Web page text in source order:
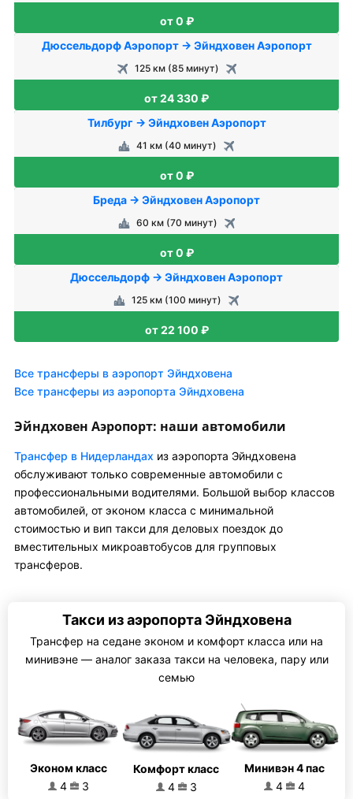
от 0 ₽
Дюссельдорф Аэропорт → Эйндховен Аэропорт
125 км (85 минут)
от 24 330 ₽
Тилбург → Эйндховен Аэропорт
41 км (40 минут)
от 0 ₽
Бреда → Эйндховен Аэропорт
60 км (70 минут)
от 0 ₽
Дюссельдорф → Эйндховен Аэропорт
125 км (100 минут)
от 22 100 ₽
Все трансферы в аэропорт Эйндховена
Все трансферы из аэропорта Эйндховена
Эйндховен Аэропорт: наши автомобили
Трансфер в Нидерландах из аэропорта Эйндховена
обслуживают только современные автомобили с
профессиональными водителями. Большой выбор классов
автомобилей, от эконом класса с минимальной
стоимостью и вип такси для деловых поездок до
вместительных микроавтобусов для групповых
трансферов.
Такси из аэропорта Эйндховена
Трансфер на седане эконом и комфорт класса или на
минивэне — аналог заказа такси на человека, пару или
семью
Эконом класс
4
3
Комфорт класс
4
3
Минивэн 4 пас
4
4